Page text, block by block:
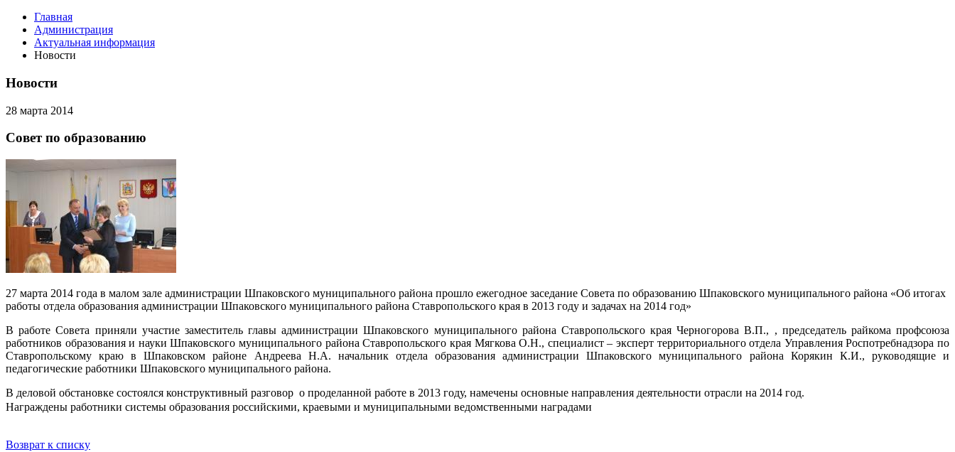
Главная
Администрация
Актуальная информация
Новости
Новости
28 марта 2014
Совет по образованию
27 марта 2014 года в малом зале администрации Шпаковского муниципального района прошло ежегодное заседание Совета по образованию Шпаковского муниципального района «Об итогах
работы отдела образования администрации Шпаковского муниципального района Ставропольского края в 2013 году и задачах на 2014 год»
В работе Совета приняли участие заместитель главы администрации Шпаковского муниципального района Ставропольского края Черногорова В.П., , председатель райкома профсоюза
работников образования и науки Шпаковского муниципального района Ставропольского края Мягкова О.Н., специалист – эксперт территориального отдела Управления Роспотребнадзора по
Ставропольскому краю в Шпаковском районе Андреева Н.А. начальник отдела образования администрации Шпаковского муниципального района Корякин К.И., руководящие и
педагогические работники Шпаковского муниципального района.
В деловой обстановке состоялся конструктивный разговор о проделанной работе в 2013 году, намечены основные направления деятельности отрасли на 2014 год.
Награждены работники системы образования российскими, краевыми и муниципальными ведомственными наградами
Возврат к списку